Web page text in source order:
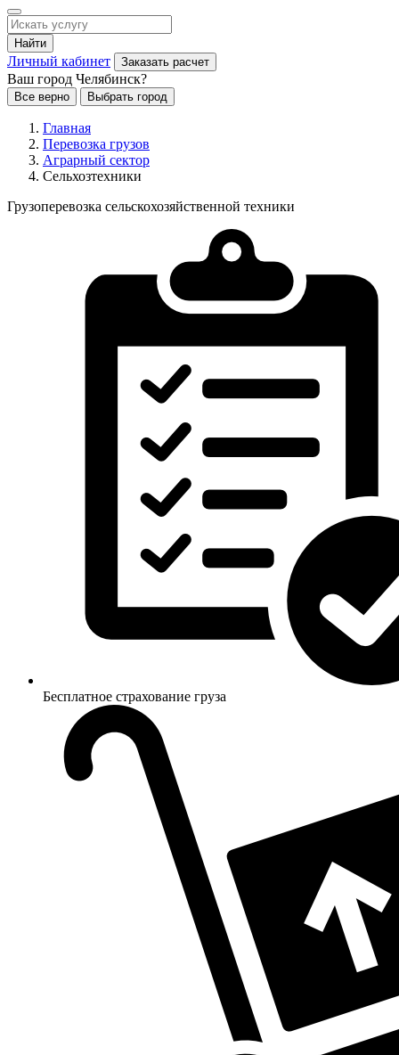
Найти
Личный кабинет Заказать расчет
Ваш город Челябинск?
Все верно Выбрать город
Главная
Перевозка грузов
Аграрный сектор
Сельхозтехники
Грузоперевозка сельскохозяйственной техники
Бесплатное страхование груза